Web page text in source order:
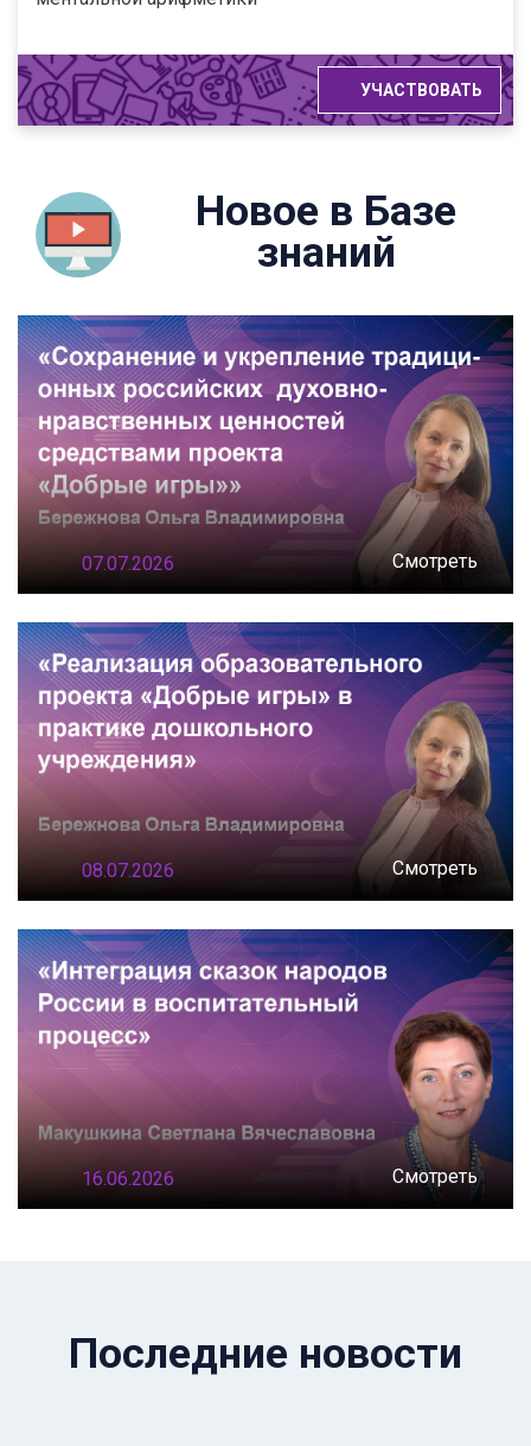
УЧАСТВОВАТЬ
Новое в Базе
знаний
07.07.2026 Смотреть
08.07.2026 Смотреть
16.06.2026 Смотреть
Последние новости